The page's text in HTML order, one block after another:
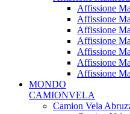
Affissione
Affissione
Affissione
Affissione
Affissione
Affissione
Affissione
MONDO
CAMIONVELA
Camion Vela